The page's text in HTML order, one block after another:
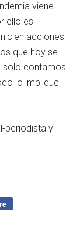
viene
ello es
acciones
que hoy se
solo contamos
lo implique
periodista y